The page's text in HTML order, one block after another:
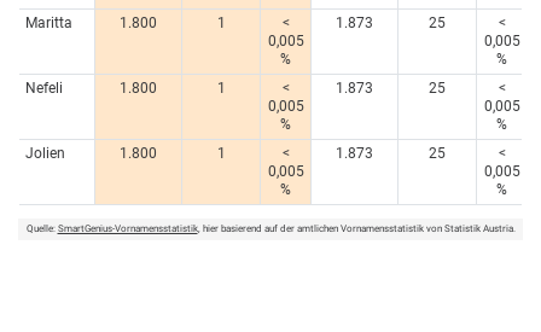
Maritta
1.800 1
<
0,005
%
1.873 25
<
0,005
%
Nefeli
1.800 1
<
0,005
%
1.873 25
<
0,005
%
Jolien
1.800 1
<
0,005
%
1.873 25
<
0,005
%
Quelle: SmartGenius-Vornamensstatistik, hier basierend auf der amtlichen Vornamensstatistik von Statistik Austria.